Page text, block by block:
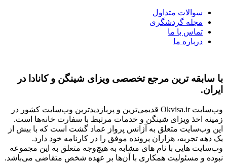
سوالات متداول
مجله گردشگری
تماس با ما
درباره ما
با سابقه ‌ترین مرجع تخصصی ویزای شینگن و کانادا در
ایران.
وب‌سایت Okvisa.ir قدیمی‌ترین و پربازدیدترین وب‌سایت کشور در
زمینه اخذ ویزای شینگن و خدمات مرتبط با سفارت‌ خانه‌ها است.
این وب‌سایت متعلق به آژانس پرواز عماد گشت است که با بیش از
یک دهه تجربه، هزاران پرونده موفق را در کارنامه خود دارد.
وب‌سایت‌ هایی با نام‌ های مشابه به هیچ‌وجه متعلق به این مجموعه
نبوده و مسئولیت همکاری با آن‌ها بر عهده شخص متقاضی می‌باشد.